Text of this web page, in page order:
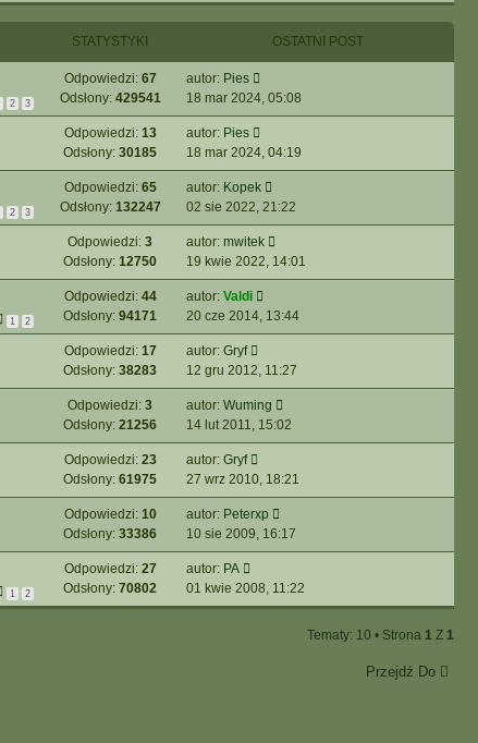
z
t
o
s
STATYSTYKI OSTATNI POST
2 3
Odpowiedzi: 67
Odsłony: 429541
autor: Pies
18 mar 2024, 05:08
Odpowiedzi: 13
Odsłony: 30185
autor: Pies
18 mar 2024, 04:19
2 3
Odpowiedzi: 65
Odsłony: 132247
autor: Kopek
02 sie 2022, 21:22
Odpowiedzi: 3
Odsłony: 12750
autor: mwitek
19 kwie 2022, 14:01
1 2
Odpowiedzi: 44
Odsłony: 94171
autor: Valdi
20 cze 2014, 13:44
Odpowiedzi: 17
Odsłony: 38283
autor: Gryf
12 gru 2012, 11:27
Odpowiedzi: 3
Odsłony: 21256
autor: Wuming
14 lut 2011, 15:02
Odpowiedzi: 23
Odsłony: 61975
autor: Gryf
27 wrz 2010, 18:21
Odpowiedzi: 10
Odsłony: 33386
autor: Peterxp
10 sie 2009, 16:17
1 2
Odpowiedzi: 27
Odsłony: 70802
autor: PA
01 kwie 2008, 11:22
Tematy: 10 • Strona 1 Z 1
Przejdź Do